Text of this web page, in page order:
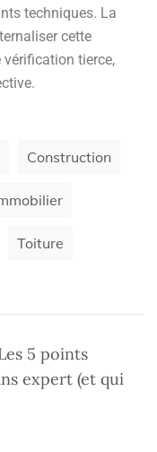
techniques. La
cette
tierce,
Construction
Toiture
5 points
expert (et qui